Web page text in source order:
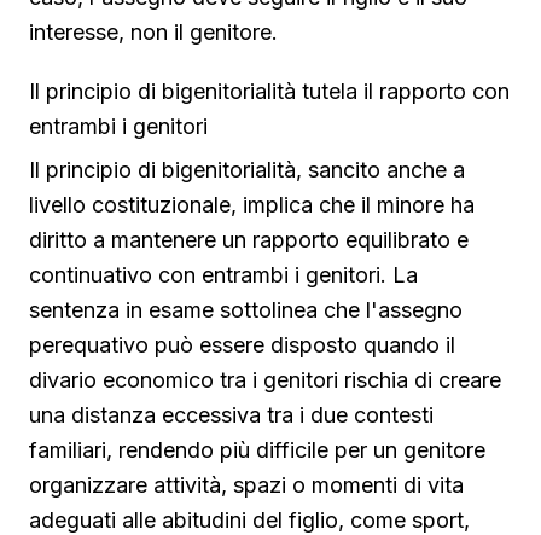
interesse, non il genitore.
Il principio di bigenitorialità tutela il rapporto con
entrambi i genitori
Il principio di bigenitorialità, sancito anche a
livello costituzionale, implica che il minore ha
diritto a mantenere un rapporto equilibrato e
continuativo con entrambi i genitori. La
sentenza in esame sottolinea che l'assegno
perequativo può essere disposto quando il
divario economico tra i genitori rischia di creare
una distanza eccessiva tra i due contesti
familiari, rendendo più difficile per un genitore
organizzare attività, spazi o momenti di vita
adeguati alle abitudini del figlio, come sport,